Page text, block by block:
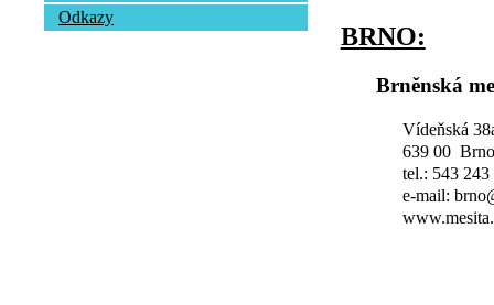
Odkazy
BRNO:
Brněnská
Vídeňská
639 00 Brno
tel.: 543 243
e-mail: